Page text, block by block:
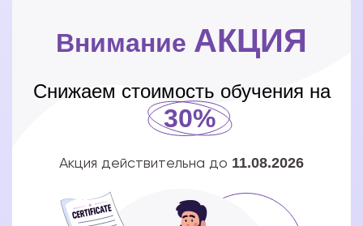
Внимание АКЦИЯ
Снижаем стоимость обучения на
30%
Акция действительна до 11.08.2026